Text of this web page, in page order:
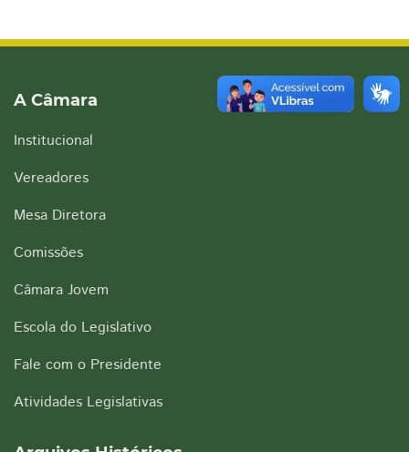
A Câmara
Institucional
Vereadores
Mesa Diretora
Comissões
Câmara Jovem
Escola do Legislativo
Fale com o Presidente
Atividades Legislativas